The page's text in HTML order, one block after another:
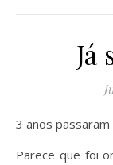
Já
3 anos
Parece que foi